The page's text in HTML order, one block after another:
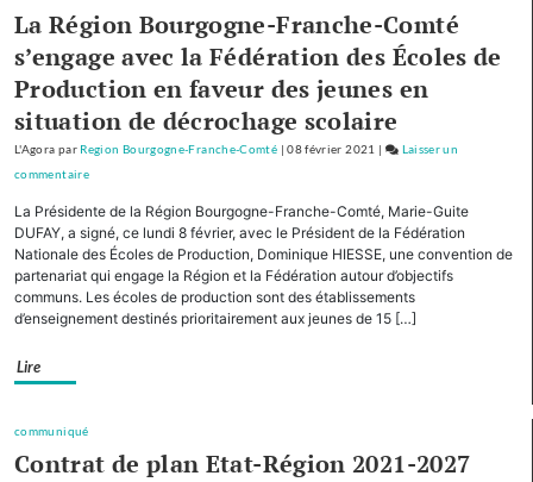
d’investissement
pour
le
tourisme
montagne
La Région Bourgogne-Franche-Comté
s’engage avec la Fédération des Écoles de
Production en faveur des jeunes en
situation de décrochage scolaire
L'Agora par Region Bourgogne-Franche-Comté |08 février 2021 |
Laisser un
commentaireon
cinq
autres
Régions,
la
Bourgogne-
d’investissement
La Présidente de la Région Bourgogne-Franche-Comté, Marie-Guite
DUFAY, a signé, ce lundi 8 février, avec le Président de la Fédération
Nationale des Écoles de Production, Dominique HIESSE, une convention de
partenariat qui engage la Région et la Fédération autour d’objectifs
communs. Les écoles de production sont des établissements
d’enseignement destinés prioritairement aux jeunes de 15 […]
Lire
communiqué
Contrat de plan Etat-Région 2021-2027